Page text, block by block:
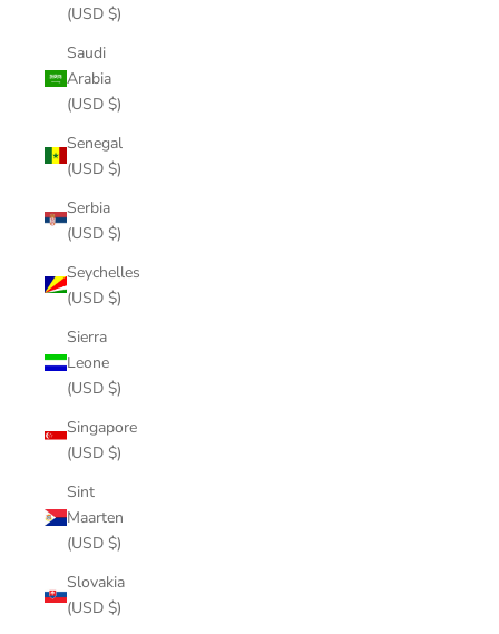
(USD $)
Saudi
Arabia
(USD $)
Senegal
(USD $)
Serbia
(USD $)
Seychelles
(USD $)
Sierra
Leone
(USD $)
Singapore
(USD $)
Sint
Maarten
(USD $)
Slovakia
(USD $)